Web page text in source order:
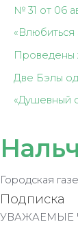
№ 31 от 06
«Влюбиться
Проведены
Две Бэлы
«Душевный
Городская
Подписка
УВАЖАЕМЫЕ